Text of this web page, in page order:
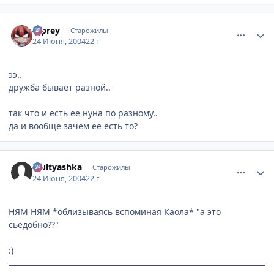
b-prey Старожилы
24 Июня, 200422 г
ээ..
дружба бывает разной..
так что и есть ее нуна по разному..
да и вообще зачем ее есть то?
Multyashka Старожилы
24 Июня, 200422 г
НЯМ НЯМ *облизываясь вспоминая Каола* "а это
сьедобно??"
:)